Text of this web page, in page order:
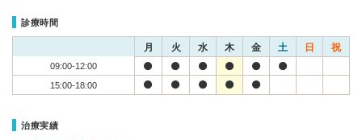
診療時間
月 火 水 木 金 土 日 祝
09:00-12:00
15:00-18:00
治療実績